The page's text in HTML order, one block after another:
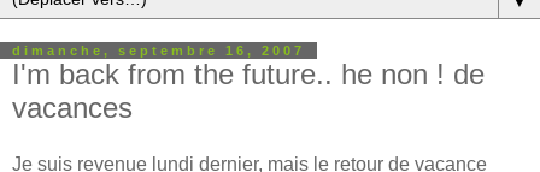
dimanche, septembre 16, 2007
I'm back from the future.. he non ! de
vacances
Je suis revenue lundi dernier, mais le retour de vacance